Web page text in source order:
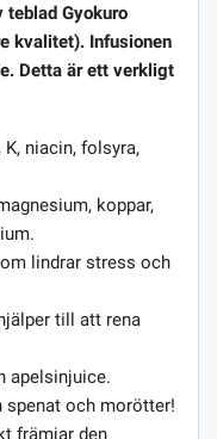
Gyokuro
kvalitet). Infusionen
Detta är ett verkligt
K, niacin, folsyra,
koppar,
lindrar stress och
till att rena
apelsinjuice.
spenat och morötter!
främjar den